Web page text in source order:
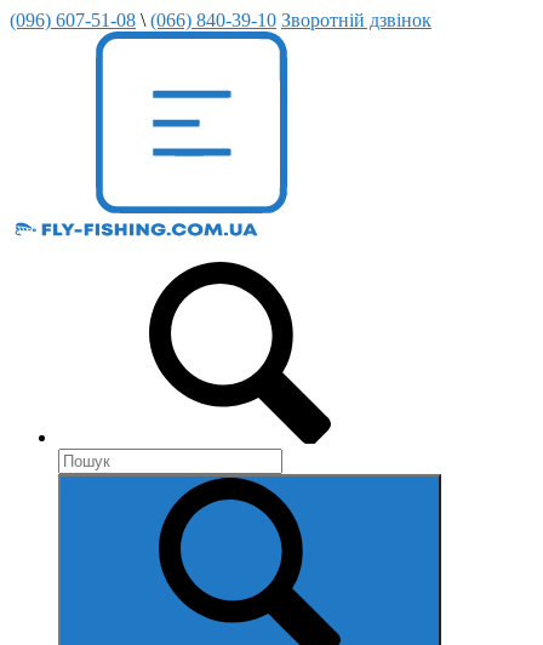
(096) 607-51-08 \ (066) 840-39-10 Зворотній дзвінок